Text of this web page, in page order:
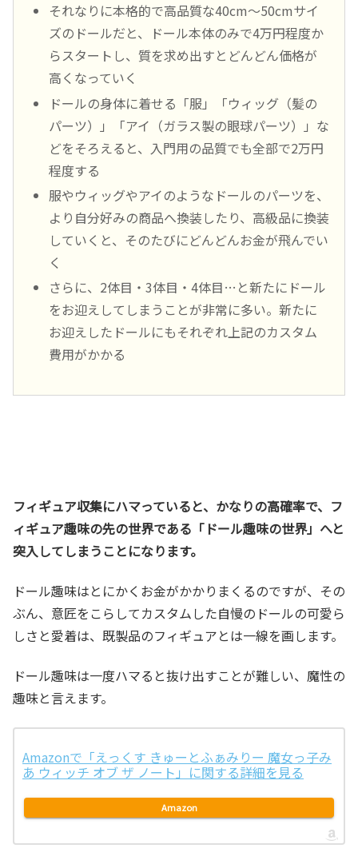
それなりに本格的で高品質な40cm～50cmサイ
ズのドールだと、ドール本体のみで4万円程度か
らスタートし、質を求め出すとどんどん価格が
高くなっていく
ドールの身体に着せる「服」「ウィッグ（髪の
パーツ）」「アイ（ガラス製の眼球パーツ）」な
どをそろえると、入門用の品質でも全部で2万円
程度する
服やウィッグやアイのようなドールのパーツを、
より自分好みの商品へ換装したり、高級品に換装
していくと、そのたびにどんどんお金が飛んでい
く
さらに、2体目・3体目・4体目…と新たにドール
をお迎えしてしまうことが非常に多い。新たに
お迎えしたドールにもそれぞれ上記のカスタム
費用がかかる
フィギュア収集にハマっていると、かなりの高確率で、フ
ィギュア趣味の先の世界である「ドール趣味の世界」へと
突入してしまうことになります。
ドール趣味はとにかくお金がかかりまくるのですが、その
ぶん、意匠をこらしてカスタムした自慢のドールの可愛ら
しさと愛着は、既製品のフィギュアとは一線を画します。
ドール趣味は一度ハマると抜け出すことが難しい、魔性の
趣味と言えます。
Amazonで「えっくす きゅーとふぁみりー 魔女っ子み
あ ウィッチ オブ ザ ノート」に関する詳細を見る
Amazon